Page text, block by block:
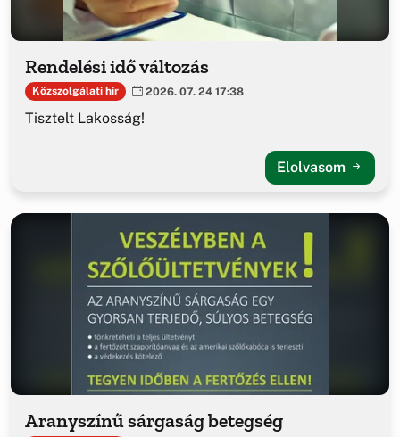
Rendelési idő változás
Közszolgálati hír 2026. 07. 24 17:38
Tisztelt Lakosság!
Elolvasom
Aranyszínű sárgaság betegség